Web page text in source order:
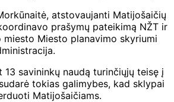
atstovaujanti Matijošaičių
prašymų pateikimą NŽT ir
miesto Miesto planavimo skyriumi
savininkų naudą turinčiųjų teisę į
tokias galimybes, kad sklypai
Matijošaičiams.